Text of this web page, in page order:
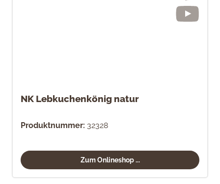
NK Lebkuchenkönig natur
Produktnummer: 32328
Zum Onlineshop ...